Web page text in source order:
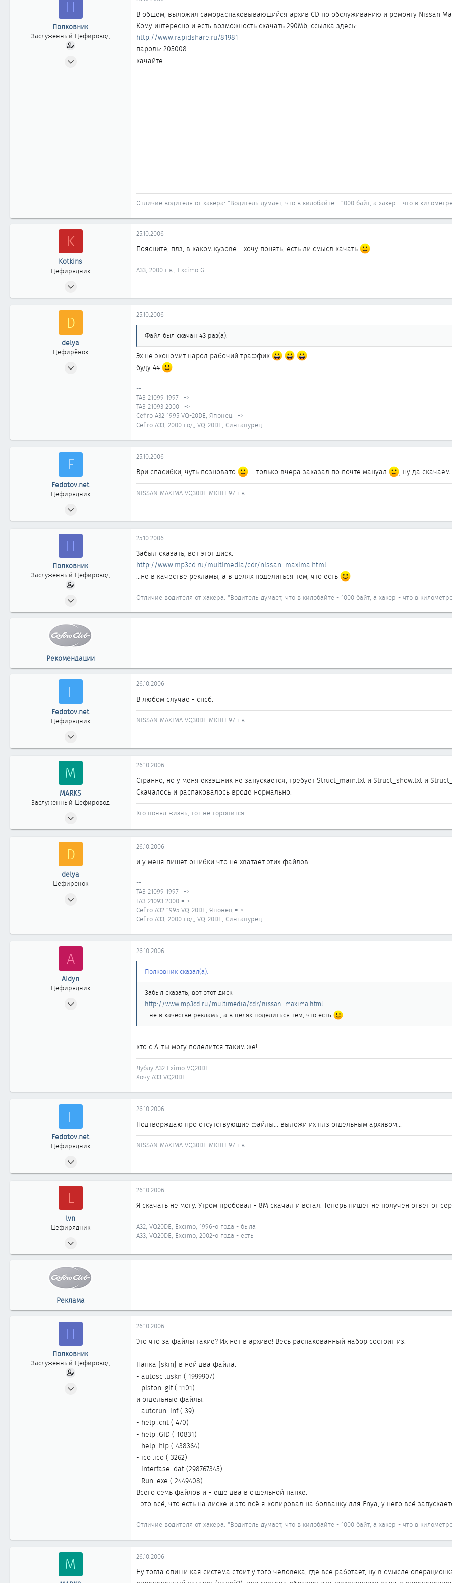
аП
Полковник
Заслуженный Цефировод
В общем, выложил самораспаковывающийся архив CD по обслуживанию и ремонту Nissan
Кому интересно и есть возможность скачать 290Mb, ссылка здесь:
http://www.rapidshare.ru/81981
пароль: 205008
качайте...
Отличие водителя от хакера: "Водитель думает, что в килобайте - 1000 байт, а хакер - что в
K
Kotkins
Цефирядник
51
25.10.2006
Поясните, плз, в каком кузове - хочу понять, есть ли смысл качать
A33, 2000 г.в., Excimo G
D
delya
Цефирёнок
25.10.2006
Файл был скачан 43 раз(а).
Эх не экономит народ рабочий траффик
буду 44
--
ТАЗ 21099 1997 =->
ТАЗ 21093 2000 =->
Cefiro A32 1995 VQ-20DE, Японец =->
Cefiro A33, 2000 год, VQ-20DE, Сингапурец
F
Fedotov.net
Цефирядник
77
25.10.2006
Ври спасибки, чуть позновато .... только вчера заказал по почте мануал , ну да
NISSAN MAXIMA VQ30DE МКПП 97 г.в.
П
Полковник
Заслуженный Цефировод
25.10.2006
Забыл сказать, вот этот диск:
http://www.mp3cd.ru/multimedia/cdr/nissan_maxima.html
...не в качестве рекламы, а в целях поделиться тем, что есть
Отличие водителя от хакера: "Водитель думает, что в килобайте - 1000 байт, а хакер - что в
Рекомендации
F
Fedotov.net
Цефирядник
77
26.10.2006
В любом случае - спсб.
NISSAN MAXIMA VQ30DE МКПП 97 г.в.
M
MARKS
Заслуженный Цефировод
2 557
26.10.2006
Странно, но у меня екзэшник не запускается, требует Struct_main.txt и Struct_show.txt и
Скачалось и распаковалось вроде нормально.
Кто понял жизнь, тот не торопится...
D
delya
Цефирёнок
11
www.korandovod.ru
26.10.2006
и у меня пишет ошибки что не хватает этих файлов ...
--
ТАЗ 21099 1997 =->
ТАЗ 21093 2000 =->
Cefiro A32 1995 VQ-20DE, Японец =->
Cefiro A33, 2000 год, VQ-20DE, Сингапурец
A
Aidyn
Цефирядник
26.10.2006
Полковник сказал(а):
Забыл сказать, вот этот диск:
http://www.mp3cd.ru/multimedia/cdr/nissan_maxima.html
...не в качестве рекламы, а в целях поделиться тем, что есть
кто с А-ты могу поделится таким же!
Лублу A32 Eximo VQ20DE
Хочу А33 VQ20DE
F
Fedotov.net
Цефирядник
77
26.10.2006
Подтверждаю про отсутствующие файлы... выложи их плз отдельным архивом...
NISSAN MAXIMA VQ30DE МКПП 97 г.в.
L
lvn
Цефирядник
262
26.10.2006
Я скачать не могу. Утром пробовал - 8М скачал и встал. Теперь пишет не получен ответ от
A32, VQ20DE, Excimo, 1996-о года - была
А33, VQ20DE, Excimo, 2002-о года - есть
Реклама
П
Полковник
Заслуженный Цефировод
26.10.2006
Это что за файлы такие? Их нет в архиве! Весь распакованный набор состоит из:
Папка {skin} в ней два файла:
- autosc .uskn ( 1999907)
- piston .gif ( 1101)
и отдельные файлы:
- autorun .inf ( 39)
- help .cnt ( 470)
- help .GID ( 10831)
- help .hlp ( 438364)
- ico .ico ( 3262)
- interfase .dat (298767345)
- Run .exe ( 2449408)
Всего семь файлов и + ещё два в отдельной папке.
...это всё, что есть на диске и это всё я копировал на болванку для Enya, у него всё
Отличие водителя от хакера: "Водитель думает, что в килобайте - 1000 байт, а хакер - что в
M 26.10.2006
Ну тогда опиши кая система стоит у того человека, где все работает, ну в смысле